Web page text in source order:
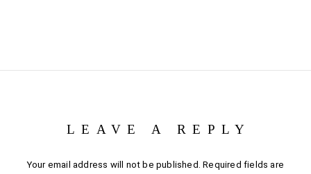
LEAVE A REPLY
Your email address will not be published. Required fields are